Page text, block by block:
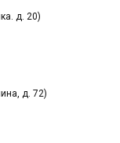
д. 20)
д. 72)